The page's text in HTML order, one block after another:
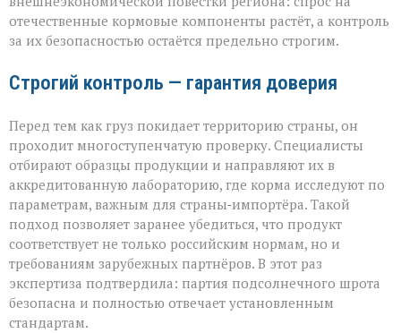
отечественные кормовые компоненты растёт, а контроль
за их безопасностью остаётся предельно строгим.
Строгий контроль — гарантия доверия
Перед тем как груз покидает территорию страны, он
проходит многоступенчатую проверку. Специалисты
отбирают образцы продукции и направляют их в
аккредитованную лабораторию, где корма исследуют по
параметрам, важным для страны‑импортёра. Такой
подход позволяет заранее убедиться, что продукт
соответствует не только российским нормам, но и
требованиям зарубежных партнёров. В этот раз
экспертиза подтвердила: партия подсолнечного шрота
безопасна и полностью отвечает установленным
стандартам.